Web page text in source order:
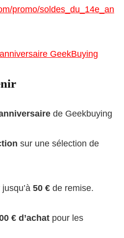
promo/soldes_du_14e_an
GeekBuying
de Geekbuying
sur une sélection de
50 € de remise.
€ d’achat pour les